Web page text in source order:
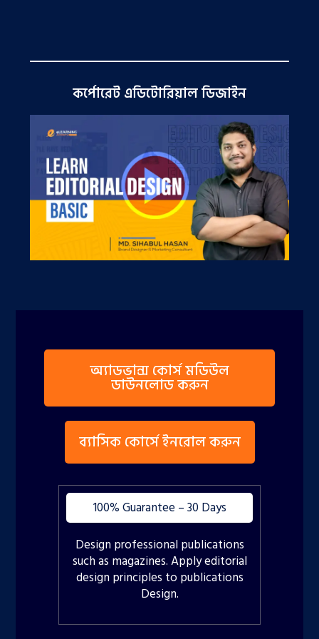
কর্পোরেট এডিটোরিয়াল ডিজাইন
অ্যাডভান্স কোর্স মডিউল
ডাউনলোড করুন
ব্যাসিক কোর্সে ইনরোল করুন
100% Guarantee – 30 Days
Design professional publications
such as magazines. Apply editorial
design principles to publications
Design.